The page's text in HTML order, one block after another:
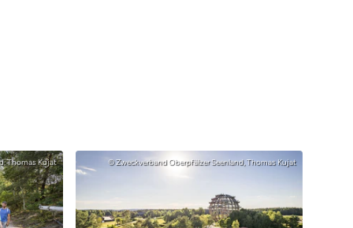
Thomas Kujat © Zweckverband Oberpfälzer Seenland, Thomas Kujat